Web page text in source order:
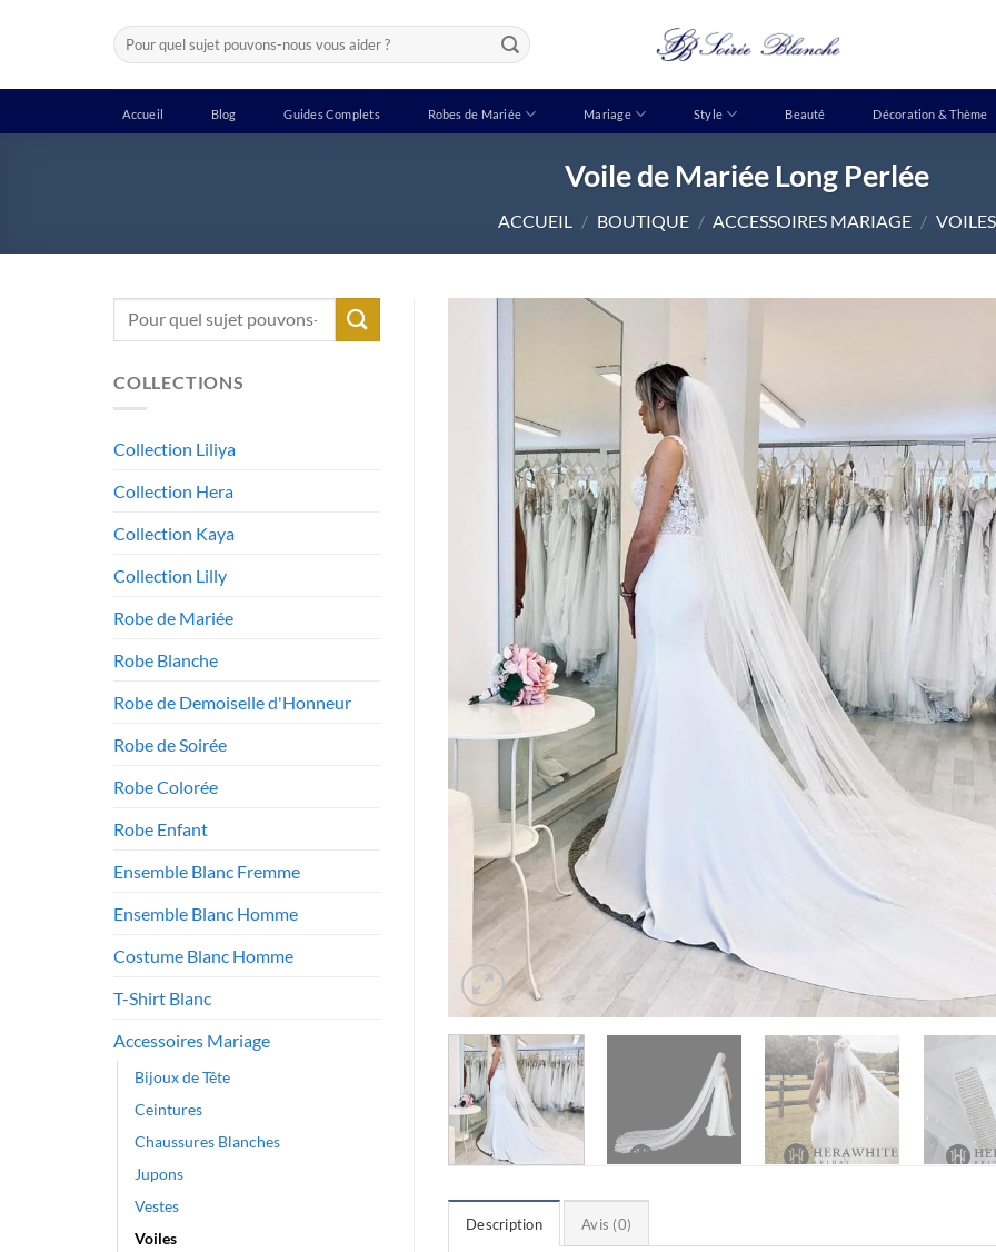
Recherche
pour :
Accueil Blog Guides Complets Robes de Mariée Mariage Style Beauté Décoration & Thème
Voile de Mariée Long Perlée
ACCUEIL / BOUTIQUE / ACCESSOIRES MARIAGE / VOILES
Recherche
COLLECTIONS
Collection Liliya
Collection Hera
Collection Kaya
Collection Lilly
Robe de Mariée
Robe Blanche
Robe de Demoiselle d'Honneur
Robe de Soirée
Robe Colorée
Robe Enfant
Ensemble Blanc Fremme
Ensemble Blanc Homme
Costume Blanc Homme
T-Shirt Blanc
Accessoires Mariage
Bijoux de Tête
Ceintures
Chaussures Blanches
Jupons
Vestes
Voiles
Description Avis (0)